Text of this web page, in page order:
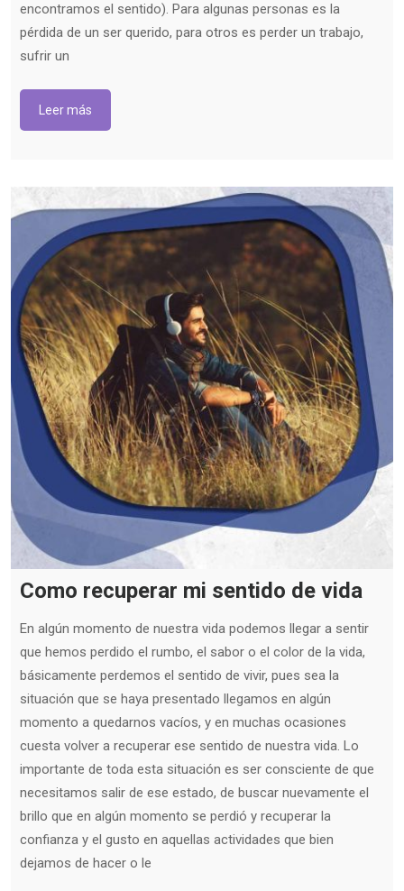
encontramos el sentido). Para algunas personas es la
pérdida de un ser querido, para otros es perder un trabajo,
sufrir un
Leer más
Como recuperar mi sentido de vida
En algún momento de nuestra vida podemos llegar a sentir
que hemos perdido el rumbo, el sabor o el color de la vida,
básicamente perdemos el sentido de vivir, pues sea la
situación que se haya presentado llegamos en algún
momento a quedarnos vacíos, y en muchas ocasiones
cuesta volver a recuperar ese sentido de nuestra vida. Lo
importante de toda esta situación es ser consciente de que
necesitamos salir de ese estado, de buscar nuevamente el
brillo que en algún momento se perdió y recuperar la
confianza y el gusto en aquellas actividades que bien
dejamos de hacer o le